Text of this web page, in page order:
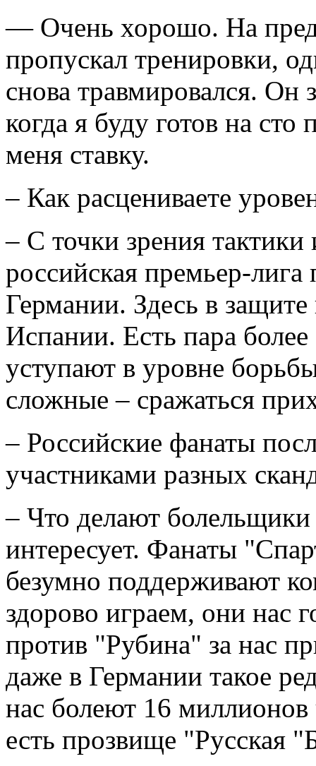
— Очень хорошо. На
пропускал тренировки,
снова травмировался.
когда я буду готов на сто
меня ставку.
– Как расцениваете
– С точки зрения
российская премьер-
Германии. Здесь в
Испании. Есть пара
уступают в уровне
сложные – сражаться
– Российские фанаты
участниками разных
– Что делают
интересует. Фанаты
безумно поддерживают
здорово играем, они нас
против "Рубина" за нас
даже в Германии такое
нас болеют 16
есть прозвище "Русская